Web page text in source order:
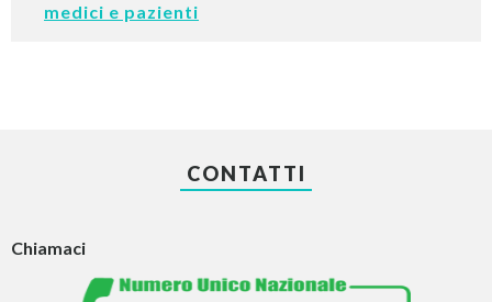
medici e pazienti
CONTATTI
Chiamaci